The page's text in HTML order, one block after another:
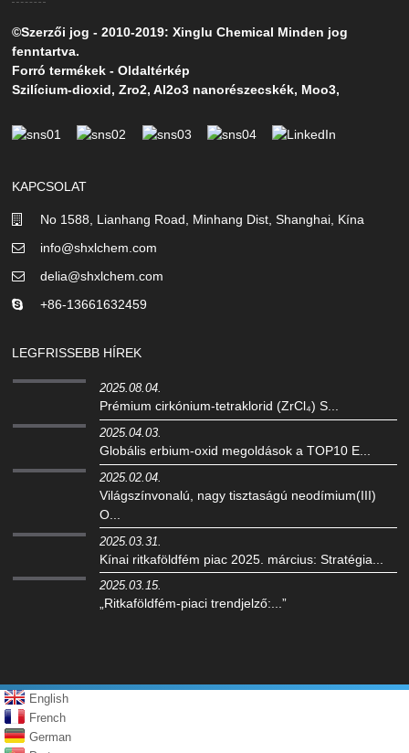
©Szerzői jog - 2010-2019: Xinglu Chemical Minden jog
fenntartva.
Forró termékek -Oldaltérkép
Szilícium-dioxid,Zro2,Al2o3 nanorészecskék, Moo3,
KAPCSOLAT
No 1588, Lianhang Road, Minhang Dist, Shanghai, Kína
info@shxlchem.com
delia@shxlchem.com
+86-13661632459
LEGFRISSEBB HÍREK
2025.08.04.
Prémium cirkónium-tetraklorid (ZrCl₄) S...
2025.04.03.
Globális erbium-oxid megoldások a TOP10 E...
2025.02.04.
Világszínvonalú, nagy tisztaságú neodímium(III)
O...
2025.03.31.
Kínai ritkaföldfém piac 2025. március: Stratégia...
2025.03.15.
„Ritkaföldfém-piaci trendjelző:...”
English
French
German